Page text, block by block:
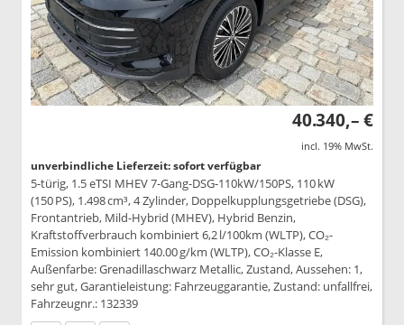
40.340,– €
incl. 19% MwSt.
unverbindliche Lieferzeit: sofort verfügbar
5-türig, 1.5 eTSI MHEV 7-Gang-DSG-110kW/150PS, 110 kW
(150 PS), 1.498 cm³, 4 Zylinder, Doppelkupplungsgetriebe (DSG),
Frontantrieb, Mild-Hybrid (MHEV), Hybrid Benzin,
Kraftstoffverbrauch kombiniert 6,2 l/100km (WLTP), CO₂-
Emission kombiniert 140.00 g/km (WLTP), CO₂-Klasse E,
Außenfarbe: Grenadillaschwarz Metallic, Zustand, Aussehen: 1,
sehr gut, Garantieleistung: Fahrzeuggarantie, Zustand: unfallfrei,
Fahrzeugnr.: 132339